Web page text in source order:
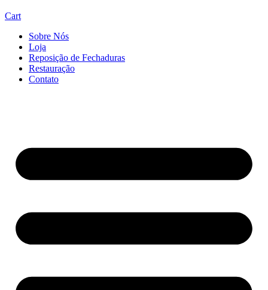
Cart
Sobre Nós
Loja
Reposição de Fechaduras
Restauração
Contato